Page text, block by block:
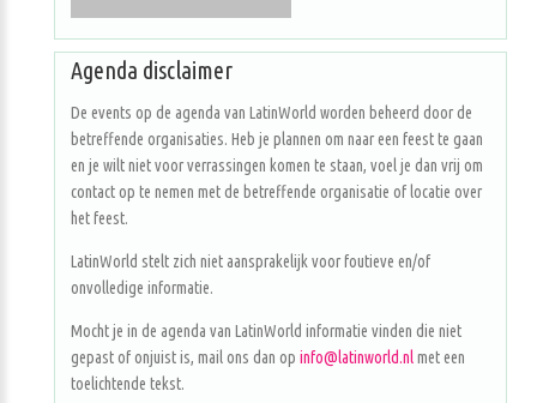
Agenda disclaimer
De events op de agenda van LatinWorld worden beheerd door de
betreffende organisaties. Heb je plannen om naar een feest te gaan
en je wilt niet voor verrassingen komen te staan, voel je dan vrij om
contact op te nemen met de betreffende organisatie of locatie over
het feest.
LatinWorld stelt zich niet aansprakelijk voor foutieve en/of
onvolledige informatie.
Mocht je in de agenda van LatinWorld informatie vinden die niet
gepast of onjuist is, mail ons dan op info@latinworld.nlmet een
toelichtende tekst.